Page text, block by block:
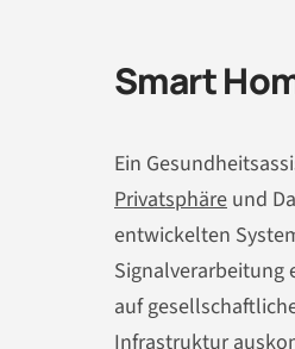
Smart
Ein
Privatsphäre und
entwickelten
Signalverarbeitung
auf
Infrastruktur